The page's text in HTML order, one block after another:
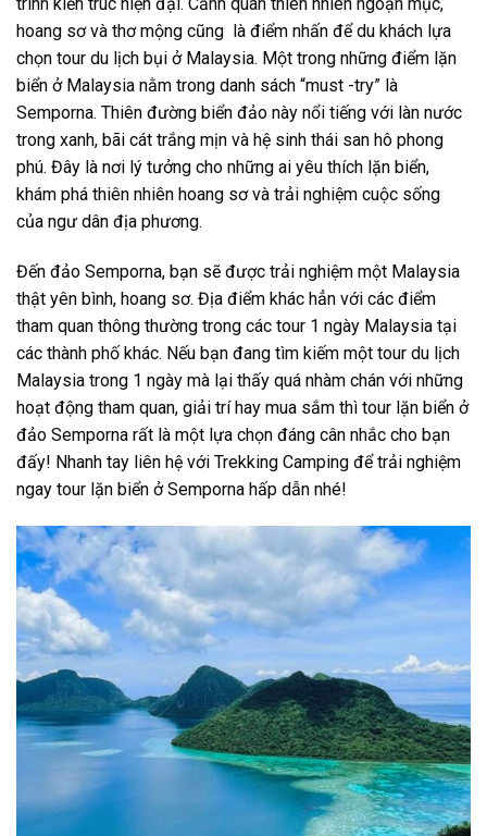
trình kiến trúc hiện đại. Cảnh quan thiên nhiên ngoạn mục,
hoang sơ và thơ mộng cũng là điểm nhấn để du khách lựa
chọn tour du lịch bụi ở Malaysia. Một trong những điểm lặn
biển ở Malaysia nằm trong danh sách “must -try” là
Semporna. Thiên đường biển đảo này nổi tiếng với làn nước
trong xanh, bãi cát trắng mịn và hệ sinh thái san hô phong
phú. Đây là nơi lý tưởng cho những ai yêu thích lặn biển,
khám phá thiên nhiên hoang sơ và trải nghiệm cuộc sống
của ngư dân địa phương.
Đến đảo Semporna, bạn sẽ được trải nghiệm một Malaysia
thật yên bình, hoang sơ. Địa điểm khác hẳn với các điểm
tham quan thông thường trong các tour 1 ngày Malaysia tại
các thành phố khác. Nếu bạn đang tìm kiếm một tour du lịch
Malaysia trong 1 ngày mà lại thấy quá nhàm chán với những
hoạt động tham quan, giải trí hay mua sắm thì tour lặn biển ở
đảo Semporna rất là một lựa chọn đáng cân nhắc cho bạn
đấy! Nhanh tay liên hệ với Trekking Camping để trải nghiệm
ngay tour lặn biển ở Semporna hấp dẫn nhé!